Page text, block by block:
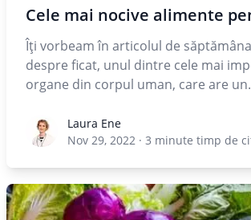
Cele mai nocive alimente
Îți vorbeam în articolul de
despre ficat, unul dintre cele mai
organe din corpul uman, care are
Laura EneLaura Ene
Nov 29, 2022 · 3 minute timp de